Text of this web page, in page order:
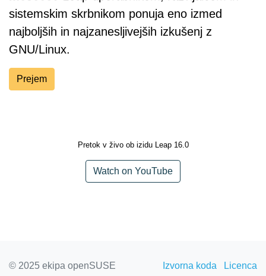
sistemskim skrbnikom ponuja eno izmed
najboljših in najzanesljivejših izkušenj z
GNU/Linux.
Prejem
Pretok v živo ob izidu Leap 16.0
Watch on YouTube
© 2025 ekipa openSUSE Izvorna koda Licenca